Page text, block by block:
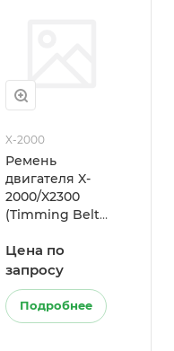
X-2000
Ремень
двигателя X-
2000/X2300
(Timming Belt
Цена по
запросу
Подробнее